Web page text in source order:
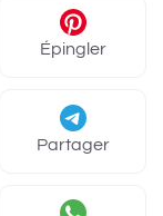
Épingler
Partager